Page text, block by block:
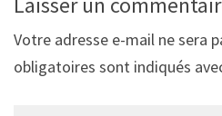
Votre adresse e-mail ne sera
obligatoires sont indiqués